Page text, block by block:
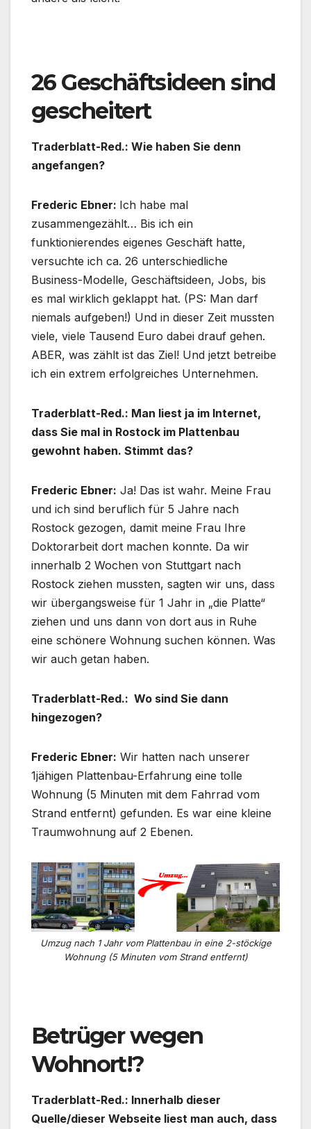
26 Geschäftsideen sind
gescheitert
Traderblatt-Red.: Wie haben Sie denn
angefangen?
Frederic Ebner: Ich habe mal
zusammengezählt… Bis ich ein
funktionierendes eigenes Geschäft hatte,
versuchte ich ca. 26 unterschiedliche
Business-Modelle, Geschäftsideen, Jobs, bis
es mal wirklich geklappt hat. (PS: Man darf
niemals aufgeben!) Und in dieser Zeit mussten
viele, viele Tausend Euro dabei drauf gehen.
ABER, was zählt ist das Ziel! Und jetzt betreibe
ich ein extrem erfolgreiches Unternehmen.
Traderblatt-Red.: Man liest ja im Internet,
dass Sie mal in Rostock im Plattenbau
gewohnt haben. Stimmt das?
Frederic Ebner: Ja! Das ist wahr. Meine Frau
und ich sind beruflich für 5 Jahre nach
Rostock gezogen, damit meine Frau Ihre
Doktorarbeit dort machen konnte. Da wir
innerhalb 2 Wochen von Stuttgart nach
Rostock ziehen mussten, sagten wir uns, dass
wir übergangsweise für 1 Jahr in „die Platte“
ziehen und uns dann von dort aus in Ruhe
eine schönere Wohnung suchen können. Was
wir auch getan haben.
Traderblatt-Red.: Wo sind Sie dann
hingezogen?
Frederic Ebner: Wir hatten nach unserer
1jähigen Plattenbau-Erfahrung eine tolle
Wohnung (5 Minuten mit dem Fahrrad vom
Strand entfernt) gefunden. Es war eine kleine
Traumwohnung auf 2 Ebenen.
Umzug nach 1 Jahr vom Plattenbau in eine 2-stöckige
Wohnung (5 Minuten vom Strand entfernt)
Betrüger wegen
Wohnort!?
Traderblatt-Red.: Innerhalb dieser
Quelle/dieser Webseite liest man auch, dass